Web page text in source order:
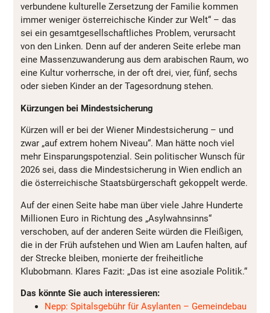
verbundene kulturelle Zersetzung der Familie kommen
immer weniger österreichische Kinder zur Welt“ – das
sei ein gesamtgesellschaftliches Problem, verursacht
von den Linken. Denn auf der anderen Seite erlebe man
eine Massenzuwanderung aus dem arabischen Raum, wo
eine Kultur vorherrsche, in der oft drei, vier, fünf, sechs
oder sieben Kinder an der Tagesordnung stehen.
Kürzungen bei Mindestsicherung
Kürzen will er bei der Wiener Mindestsicherung – und
zwar „auf extrem hohem Niveau“. Man hätte noch viel
mehr Einsparungspotenzial. Sein politischer Wunsch für
2026 sei, dass die Mindestsicherung in Wien endlich an
die österreichische Staatsbürgerschaft gekoppelt werde.
Auf der einen Seite habe man über viele Jahre Hunderte
Millionen Euro in Richtung des „Asylwahnsinns“
verschoben, auf der anderen Seite würden die Fleißigen,
die in der Früh aufstehen und Wien am Laufen halten, auf
der Strecke bleiben, monierte der freiheitliche
Klubobmann. Klares Fazit: „Das ist eine asoziale Politik.“
Das könnte Sie auch interessieren:
Nepp: Spitalsgebühr für Asylanten – Gemeindebau